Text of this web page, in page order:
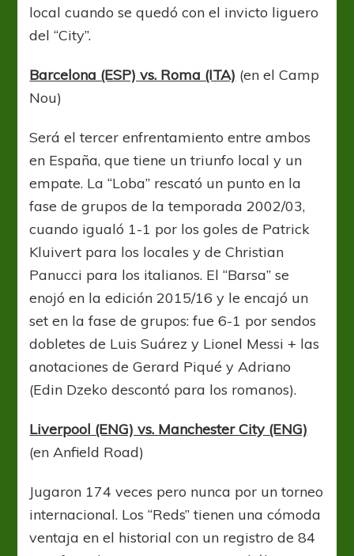
local cuando se quedó con el invicto liguero
del “City”.
Barcelona (ESP) vs. Roma (ITA) (en el Camp
Nou)
Será el tercer enfrentamiento entre ambos
en España, que tiene un triunfo local y un
empate. La “Loba” rescató un punto en la
fase de grupos de la temporada 2002/03,
cuando igualó 1-1 por los goles de Patrick
Kluivert para los locales y de Christian
Panucci para los italianos. El “Barsa” se
enojó en la edición 2015/16 y le encajó un
set en la fase de grupos: fue 6-1 por sendos
dobletes de Luis Suárez y Lionel Messi + las
anotaciones de Gerard Piqué y Adriano
(Edin Dzeko descontó para los romanos).
Liverpool (ENG) vs. Manchester City (ENG)
(en Anfield Road)
Jugaron 174 veces pero nunca por un torneo
internacional. Los “Reds” tienen una cómoda
ventaja en el historial con un registro de 84